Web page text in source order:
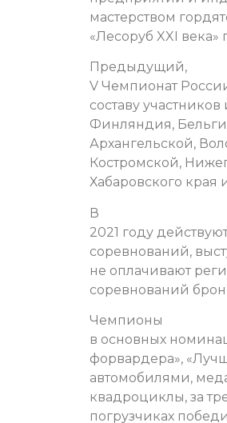
мастерством
«Лесоруб XXI века»
Предыдущий,
V Чемпионат
составу
Финляндия,
Архангельской,
Костромской,
Хабаровского края
В
2021 году
соревнований,
не оплачивают
соревнований
Чемпионы
в основных
форвардера»,
автомобилями,
квадроциклы, за
погрузчиках